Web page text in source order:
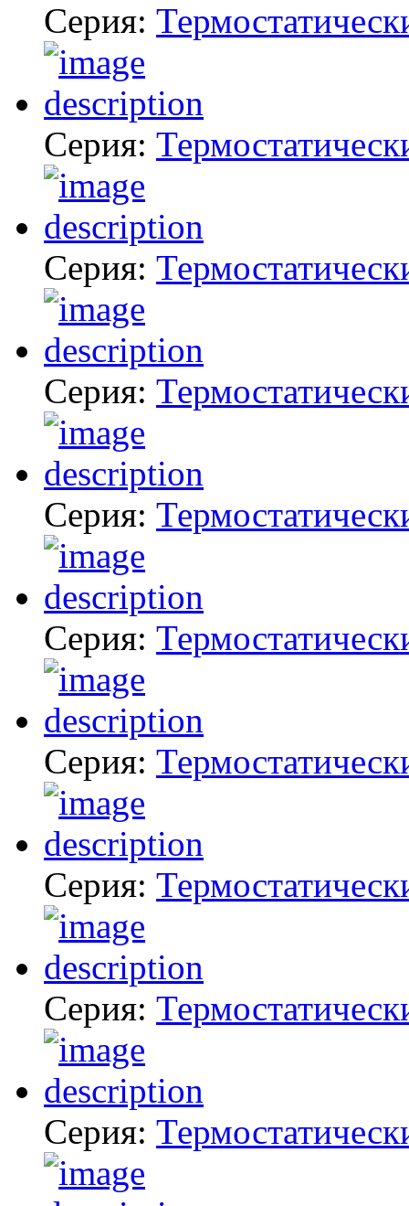
Серия:
Серия:
Серия:
Серия:
Серия:
Серия:
Серия:
Серия:
Серия:
Серия: